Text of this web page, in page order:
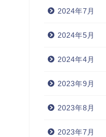
2024年7月
2024年5月
2024年4月
2023年9月
2023年8月
2023年7月